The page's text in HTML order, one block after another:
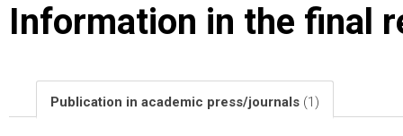
Information in the final
Publication in academic press/journals (1)